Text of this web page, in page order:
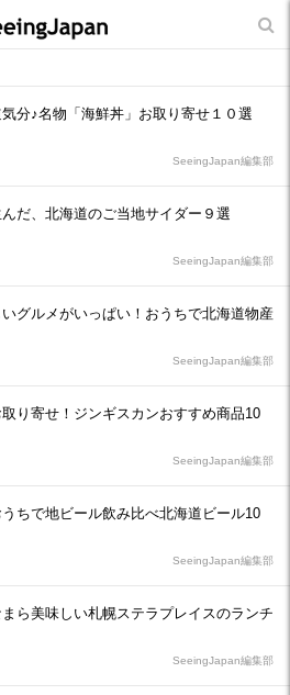
分♪名物「海鮮丼」お取り寄せ１０選
SeeingJapan編集部
だ、北海道のご当地サイダー９選
SeeingJapan編集部
グルメがいっぱい！おうちで北海道物産
SeeingJapan編集部
り寄せ！ジンギスカンおすすめ商品10
SeeingJapan編集部
ちで地ビール飲み比べ北海道ビール10
SeeingJapan編集部
ら美味しい札幌ステラプレイスのランチ
SeeingJapan編集部